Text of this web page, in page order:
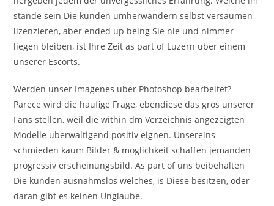
stande sein Die kunden umherwandern selbst versaumen
lizenzieren, aber ended up being Sie nie und nimmer
liegen bleiben, ist Ihre Zeit as part of Luzern uber einem
unserer Escorts.
Werden unser Imagenes uber Photoshop bearbeitet?
Parece wird die haufige Frage, ebendiese das gros unserer
Fans stellen, weil die within dm Verzeichnis angezeigten
Modelle uberwaltigend positiv eignen. Unsereins
schmieden kaum Bilder & moglichkeit schaffen jemanden
progressiv erscheinungsbild. As part of uns beibehalten
Die kunden ausnahmslos welches, is Diese besitzen, oder
daran gibt es keinen Unglaube.